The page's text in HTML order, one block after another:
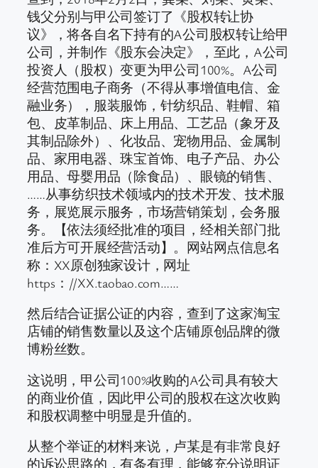
钱父分别与甲公司签订了《股权转让协
议》，将各自名下持有的A公司股权转让给甲
公司，并制作《股东会决定》，至此，A公司
投资人（股权）变更为甲公司100%。A公司
经营范围电子商务（不得从事增值电信、金
融业务），服装服饰，针纺织品、鞋帽、箱
包、皮革制品、床上用品、工艺品（象牙及
其制品除外）、化妆品、宠物用品、金属制
品、家用电器、珠宝首饰、电子产品、办公
用品、母婴用品（除食品）、眼镜的销售、
……从事纺织技术领域内的技术开发、技术服
务，展览展示服务，市场营销策划，会务服
务。【依法须经批准的项目，经相关部门批
准后方可开展经营活动】。网站网点信息名
称：XX原创独家设计，网址
https：//XX.taobao.com……
然后结合证据公证的内容，查到了这家淘宝
店铺的销售数量以及这个店铺原创品牌的微
博粉丝数。
这说明，甲公司100%收购的A公司具有较大
的商业价值，因此甲公司的股权在这次收购
和股权调整中明显是升值的。
从整个举证的材料来说，卢某是有非常良好
的诉讼思路的，有条有理，能够充分说明证